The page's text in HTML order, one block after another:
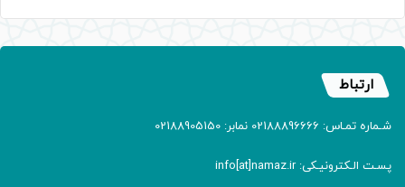
ارتباط
شـماره تمـاس: 02188896666 نمابر: 02188905150
پسـت الـکترونیـکی: info[at]namaz.ir